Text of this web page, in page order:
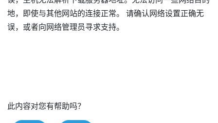
地，即使与其他网站的连接正常。 请确认网络设置正确无
误，或者向网络管理员寻求支持。
此内容对您有帮助吗？